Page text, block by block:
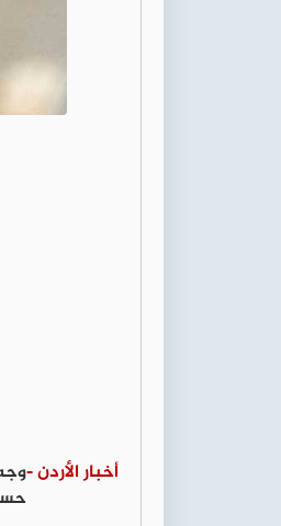
أخبار الأردن -